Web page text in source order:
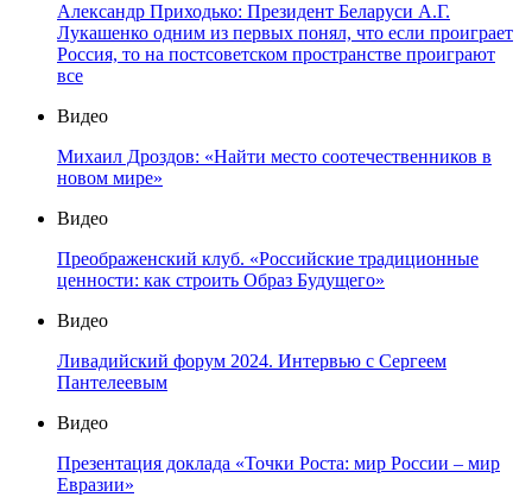
Александр Приходько: Президент Беларуси А.Г.
Лукашенко одним из первых понял, что если проиграет
Россия, то на постсоветском пространстве проиграют
все
Видео
Михаил Дроздов: «Найти место соотечественников в
новом мире»
Видео
Преображенский клуб. «Российские традиционные
ценности: как строить Образ Будущего»
Видео
Ливадийский форум 2024. Интервью с Сергеем
Пантелеевым
Видео
Презентация доклада «Точки Роста: мир России – мир
Евразии»